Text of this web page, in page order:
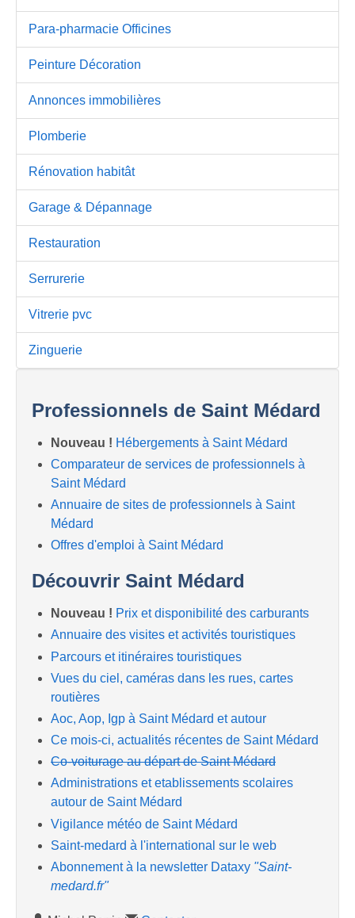
Para-pharmacie Officines
Peinture Décoration
Annonces immobilières
Plomberie
Rénovation habitât
Garage & Dépannage
Restauration
Serrurerie
Vitrerie pvc
Zinguerie
Professionnels de Saint Médard
Nouveau ! Hébergements à Saint Médard
Comparateur de services de professionnels à
Saint Médard
Annuaire de sites de professionnels à Saint
Médard
Offres d'emploi à Saint Médard
Découvrir Saint Médard
Nouveau ! Prix et disponibilité des carburants
Annuaire des visites et activités touristiques
Parcours et itinéraires touristiques
Vues du ciel, caméras dans les rues, cartes
routières
Aoc, Aop, Igp à Saint Médard et autour
Ce mois-ci, actualités récentes de Saint Médard
Co-voiturage au départ de Saint Médard
Administrations et etablissements scolaires
autour de Saint Médard
Vigilance météo de Saint Médard
Saint-medard à l'international sur le web
Abonnement à la newsletter Dataxy "Saint-
medard.fr"